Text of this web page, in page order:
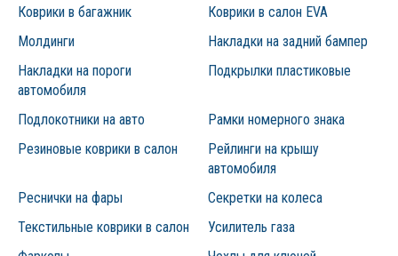
Коврики в багажник
Коврики в салон EVA
Молдинги
Накладки на задний бампер
Накладки на пороги
автомобиля
Подкрылки пластиковые
Подлокотники на авто
Рамки номерного знака
Резиновые коврики в салон
Рейлинги на крышу
автомобиля
Реснички на фары
Секретки на колеса
Текстильные коврики в салон
Усилитель газа